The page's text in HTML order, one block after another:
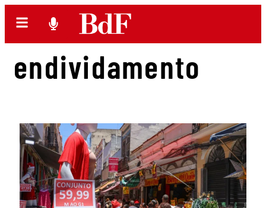
endividamento